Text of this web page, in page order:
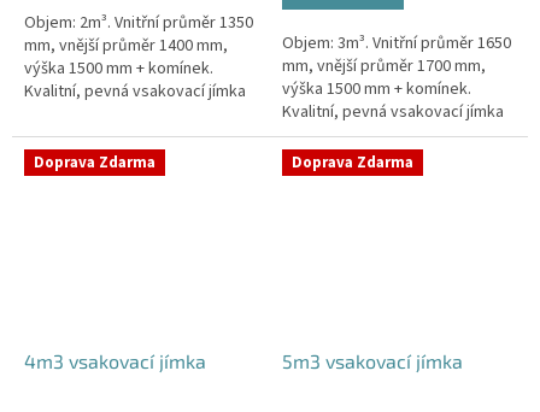
hvězdiček.
Objem: 2m³. Vnitřní průměr 1350
mm, vnější průměr 1400 mm,
výška 1500 mm + komínek.
Kvalitní, pevná vsakovací jímka
obetonování Průměr přítoku a
odtoku +...
Objem: 3m³. Vnitřní průměr 1650
mm, vnější průměr 1700 mm,
výška 1500 mm + komínek.
Kvalitní, pevná vsakovací jímka
(nádrž) bez potřeby
obetonování Průměr přítoku a
odtoku +...
Doprava Zdarma
4m3 vsakovací jímka
Doprava Zdarma
5m3 vsakovací jímka